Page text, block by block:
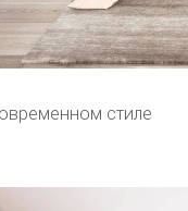
стиле